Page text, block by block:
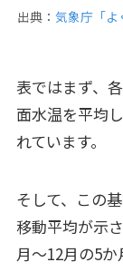
出典： 気象庁「よ
表ではまず、
面水温を平均
れています。
そして、この
移動平均が示
月～12月の5か